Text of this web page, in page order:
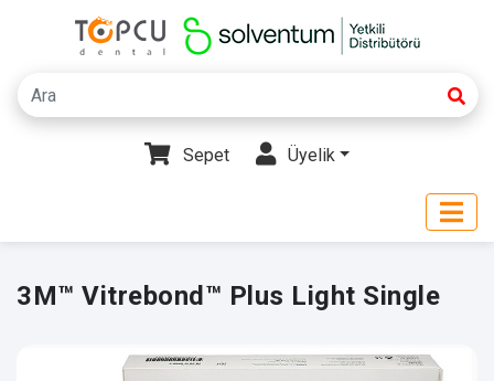
Sepet Üyelik
3M™ Vitrebond™ Plus Light Single